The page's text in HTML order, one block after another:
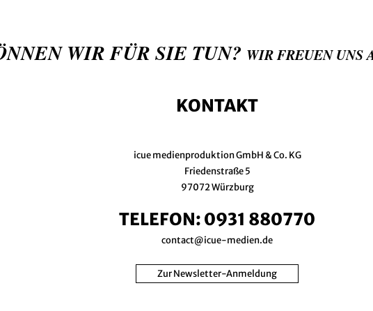
WIR FÜR SIE TUN? WIR FREUEN UNS
KONTAKT
icue medienproduktion GmbH & Co. KG
Friedenstraße 5
97072 Würzburg
TELEFON:0931 880770
contact@icue-medien.de
Zur Newsletter-Anmeldung